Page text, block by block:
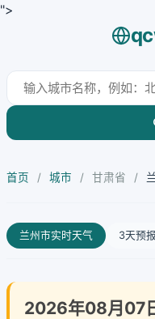
">
首页 / 城市 / 甘肃省 /
兰州市实时天气 3天预报
2026年08月07